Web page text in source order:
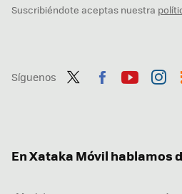
Suscribiéndote aceptas nuestra
Síguenos
En Xataka Móvil hablamos